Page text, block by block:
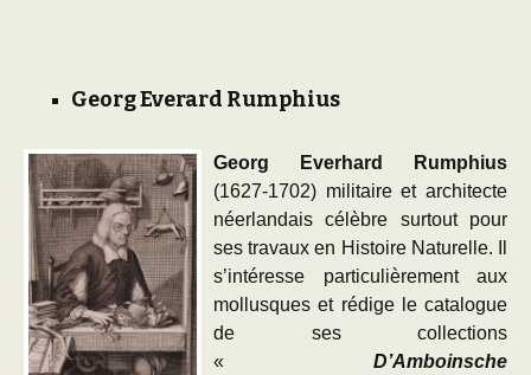
Georg Everard Rumphius
Georg Everhard Rumphius
(1627-1702) militaire et architecte
néerlandais célèbre surtout pour
ses travaux en Histoire Naturelle. Il
s’intéresse particulièrement aux
mollusques et rédige le catalogue
de ses collections
« D’Amboinsche